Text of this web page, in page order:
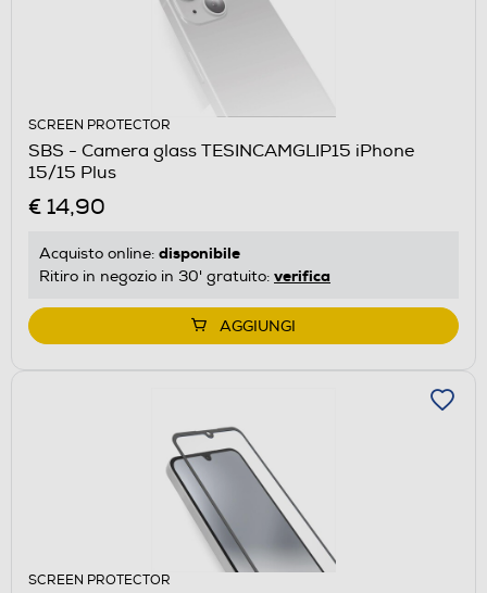
SCREEN PROTECTOR
SBS - Camera glass TESINCAMGLIP15 iPhone
15/15 Plus
€ 14,90
Acquisto online: disponibile
Ritiro in negozio in 30' gratuito: verifica
AGGIUNGI
SCREEN PROTECTOR